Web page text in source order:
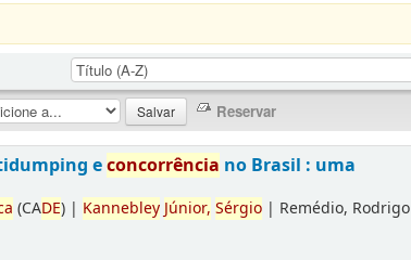
econcorrência no Brasil : uma
(CADE) | KannebleyJúnior, Sérgio | Remédio, Rodrigo